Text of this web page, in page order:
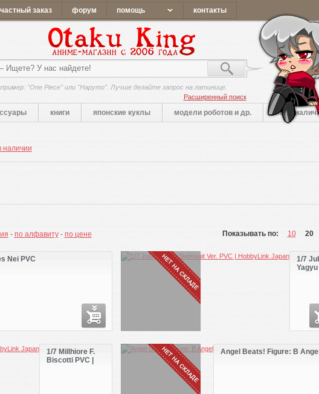
частный заказ форум помощь контакты
"One Piece" или "Наруто". Лучше делайте запрос на латинице.
Расширенный поиск
книги японские куклы модели роботов и др. нет в
наличии
- по алфавиту- по цене Показывать по: 10 20
Nei PVC
1/7
Yagyu
Japan
1/7 Millhiore F.
Biscotti PVC |
Angel Beats! Figure: B